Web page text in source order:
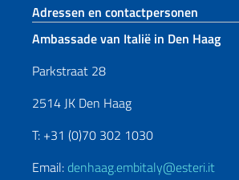
Voetregel sectie
Adressen en contactpersonen
Ambassade van Italië in Den Haag
Parkstraat 28
2514 JK Den Haag
T: +31 (0)70 302 1030
Email: denhaag.embitaly@esteri.it